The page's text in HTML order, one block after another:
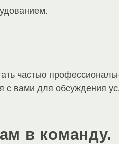
частью
вами для обсуждения
в команду.